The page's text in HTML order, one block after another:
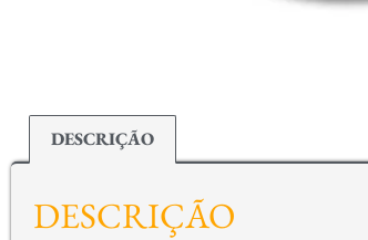
DESCRIÇÃO
DESCRIÇÃO